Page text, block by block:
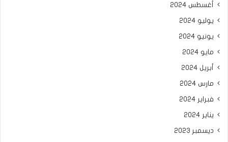
أغسطس 2024
يوليو 2024
يونيو 2024
مايو 2024
أبريل 2024
مارس 2024
فبراير 2024
يناير 2024
ديسمبر 2023